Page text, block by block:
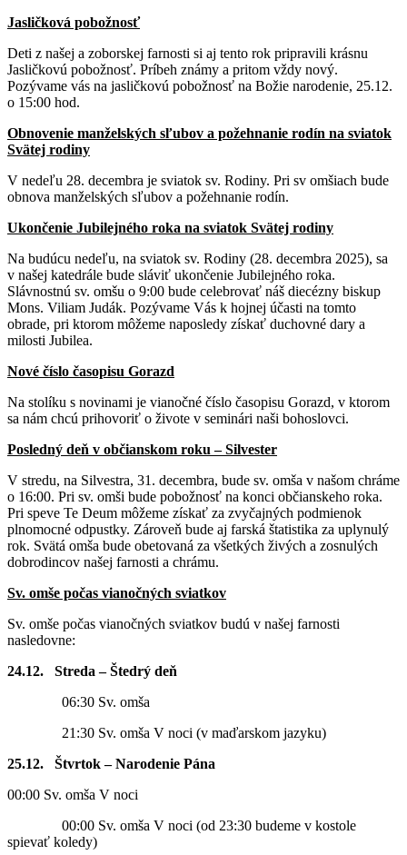
Jasličková pobožnosť
Deti z našej a zoborskej farnosti si aj tento rok pripravili krásnu
Jasličkovú pobožnosť. Príbeh známy a pritom vždy nový.
Pozývame vás na jasličkovú pobožnosť na Božie narodenie, 25.12.
o 15:00 hod.
Obnovenie manželských sľubov a požehnanie rodín na sviatok
Svätej rodiny
V nedeľu 28. decembra je sviatok sv. Rodiny. Pri sv omšiach bude
obnova manželských sľubov a požehnanie rodín.
Ukončenie Jubilejného roka na sviatok Svätej rodiny
Na budúcu nedeľu, na sviatok sv. Rodiny (28. decembra 2025), sa
v našej katedrále bude sláviť ukončenie Jubilejného roka.
Slávnostnú sv. omšu o 9:00 bude celebrovať náš diecézny biskup
Mons. Viliam Judák. Pozývame Vás k hojnej účasti na tomto
obrade, pri ktorom môžeme naposledy získať duchovné dary a
milosti Jubilea.
Nové číslo časopisu Gorazd
Na stolíku s novinami je vianočné číslo časopisu Gorazd, v ktorom
sa nám chcú prihovoriť o živote v seminári naši bohoslovci.
Posledný deň v občianskom roku – Silvester
V stredu, na Silvestra, 31. decembra, bude sv. omša v našom chráme
o 16:00. Pri sv. omši bude pobožnosť na konci občianskeho roka.
Pri speve Te Deum môžeme získať za zvyčajných podmienok
plnomocné odpustky. Zároveň bude aj farská štatistika za uplynulý
rok. Svätá omša bude obetovaná za všetkých živých a zosnulých
dobrodincov našej farnosti a chrámu.
Sv. omše počas vianočných sviatkov
Sv. omše počas vianočných sviatkov budú v našej farnosti
nasledovne:
24.12. Streda – Štedrý deň
06:30 Sv. omša
21:30 Sv. omša V noci (v maďarskom jazyku)
25.12. Štvrtok – Narodenie Pána
00:00 Sv. omša V noci
00:00 Sv. omša V noci (od 23:30 budeme v kostole
spievať koledy)